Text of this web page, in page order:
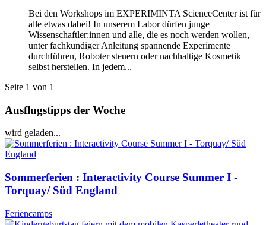
Bei den Workshops im EXPERIMINTA ScienceCenter ist für
alle etwas dabei! In unserem Labor dürfen junge
Wissenschaftler:innen und alle, die es noch werden wollen,
unter fachkundiger Anleitung spannende Experimente
durchführen, Roboter steuern oder nachhaltige Kosmetik
selbst herstellen. In jedem...
Seite 1 von 1
Ausflugstipps der Woche
wird geladen...
Sommerferien : Interactivity Course Summer I -
Torquay/ Süd England
Feriencamps